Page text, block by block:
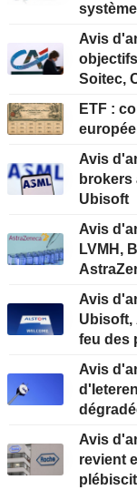
Avis
Soitec,
ETF :
Avis
brokers
Ubisoft
Avis
LVMH,
Avis
Ubisoft,
feu des
Avis
Avis
revient